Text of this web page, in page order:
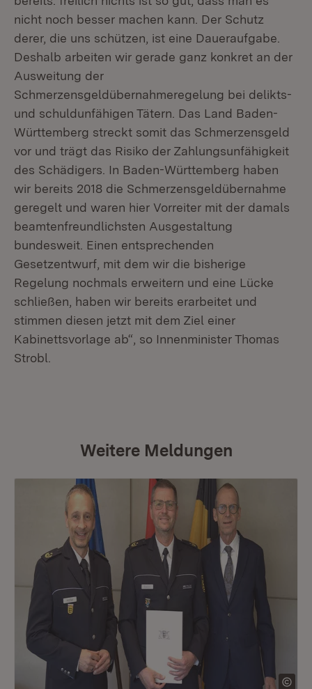
nicht noch besser machen kann. Der Schutz
derer, die uns schützen, ist eine Daueraufgabe.
Deshalb arbeiten wir gerade ganz konkret an der
Ausweitung der
Schmerzensgeldübernahmeregelung bei delikts-
und schuldunfähigen Tätern. Das Land Baden-
Württemberg streckt somit das Schmerzensgeld
vor und trägt das Risiko der Zahlungsunfähigkeit
des Schädigers. In Baden-Württemberg haben
wir bereits 2018 die Schmerzensgeldübernahme
geregelt und waren hier Vorreiter mit der damals
beamtenfreundlichsten Ausgestaltung
bundesweit. Einen entsprechenden
Gesetzentwurf, mit dem wir die bisherige
Regelung nochmals erweitern und eine Lücke
schließen, haben wir bereits erarbeitet und
stimmen diesen jetzt mit dem Ziel einer
Kabinettsvorlage ab“, so Innenminister Thomas
Strobl.
Weitere Meldungen